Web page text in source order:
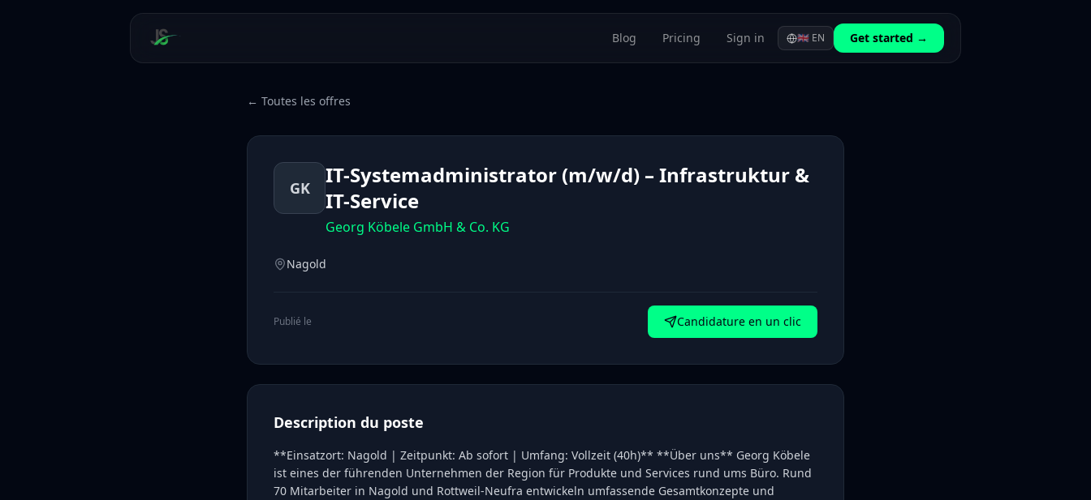
Blog Pricing Sign in 🇬🇧 EN Get started →
← Toutes les offres
GK
IT-Systemadministrator (m/w/d) – Infrastruktur &
IT-Service
Georg Köbele GmbH & Co. KG
Nagold
Publié le Candidature en un clic
Description du poste
**Einsatzort: Nagold | Zeitpunkt: Ab sofort | Umfang: Vollzeit (40h)** **Über uns** Georg Köbele
ist eines der führenden Unternehmen der Region für Produkte und Services rund ums Büro. Rund
70 Mitarbeiter in Nagold und Rottweil-Neufra entwickeln umfassende Gesamtkonzepte und